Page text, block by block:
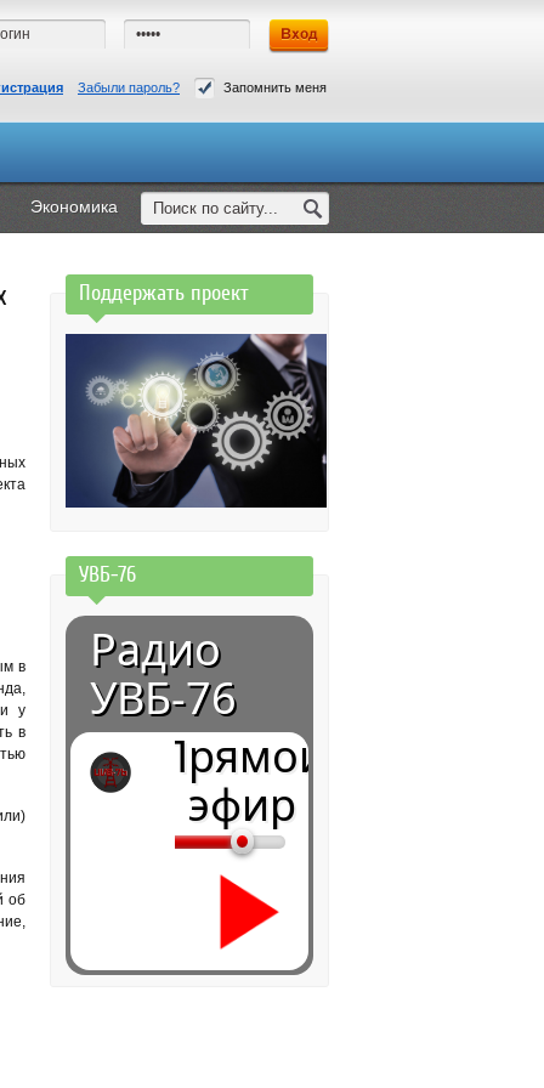
Забыли пароль? Запомнить меня
Экономика
в
у
в
об
Поддержать проект
УВБ-76
Радио
УВБ-76
Прямой
эфир